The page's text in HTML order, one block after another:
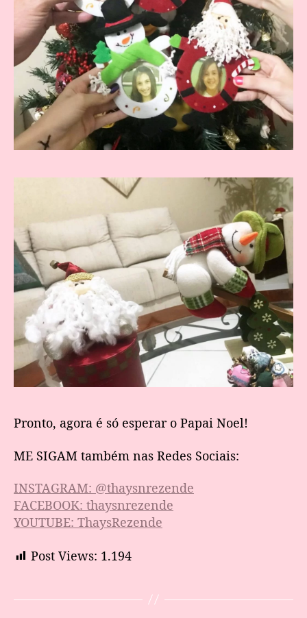
Pronto, agora é só esperar o Papai Noel!
ME SIGAM também nas Redes Sociais:
INSTAGRAM: @thaysnrezende
FACEBOOK: thaysnrezende
YOUTUBE: ThaysRezende
Post Views: 1.194